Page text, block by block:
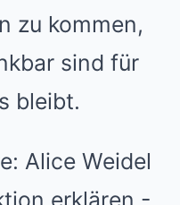
zu kommen,
sind für
bleibt.